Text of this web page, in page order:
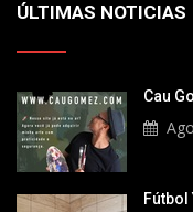
ÚLTIMAS NOTICIAS
Cau
Fútbol